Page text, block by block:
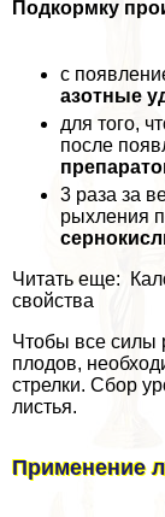
Подкормку
с
азотные
для того,
после
3 раза за
рыхления
Читать еще:
свойства
Чтобы все силы
плодов,
стрелки. Сбор
листья.
Применение